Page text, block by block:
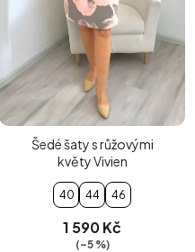
Šedé šaty s růžovými
květy Vivien
40 44 46
1 590 Kč
(–5 %)